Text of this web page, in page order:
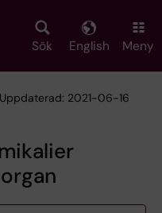
Sök English Meny
2021-06-16